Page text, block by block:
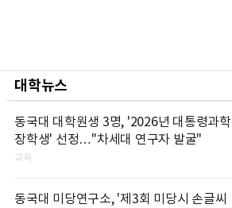
대학뉴스
동국대 대학원생 3명, '2026년 대통령과학
장학생' 선정…"차세대 연구자 발굴"
교육
동국대 미당연구소, '제3회 미당시 손글씨